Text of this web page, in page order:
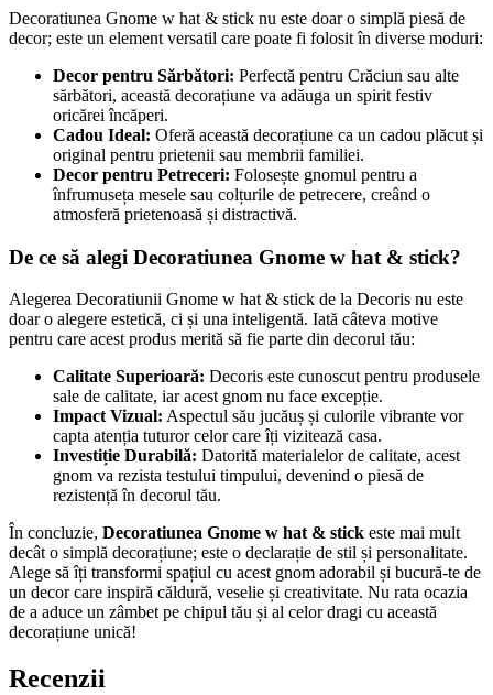
Decoratiunea Gnome w hat & stick nu este doar o simplă piesă de
decor; este un element versatil care poate fi folosit în diverse moduri:
Decor pentru Sărbători: Perfectă pentru Crăciun sau alte
sărbători, această decorațiune va adăuga un spirit festiv
oricărei încăperi.
Cadou Ideal: Oferă această decorațiune ca un cadou plăcut și
original pentru prietenii sau membrii familiei.
Decor pentru Petreceri: Folosește gnomul pentru a
înfrumuseța mesele sau colțurile de petrecere, creând o
atmosferă prietenoasă și distractivă.
De ce să alegi Decoratiunea Gnome w hat & stick?
Alegerea Decoratiunii Gnome w hat & stick de la Decoris nu este
doar o alegere estetică, ci și una inteligentă. Iată câteva motive
pentru care acest produs merită să fie parte din decorul tău:
Calitate Superioară: Decoris este cunoscut pentru produsele
sale de calitate, iar acest gnom nu face excepție.
Impact Vizual: Aspectul său jucăuș și culorile vibrante vor
capta atenția tuturor celor care îți vizitează casa.
Investiție Durabilă: Datorită materialelor de calitate, acest
gnom va rezista testului timpului, devenind o piesă de
rezistență în decorul tău.
În concluzie, Decoratiunea Gnome w hat & stick este mai mult
decât o simplă decorațiune; este o declarație de stil și personalitate.
Alege să îți transformi spațiul cu acest gnom adorabil și bucură-te de
un decor care inspiră căldură, veselie și creativitate. Nu rata ocazia
de a aduce un zâmbet pe chipul tău și al celor dragi cu această
decorațiune unică!
Recenzii